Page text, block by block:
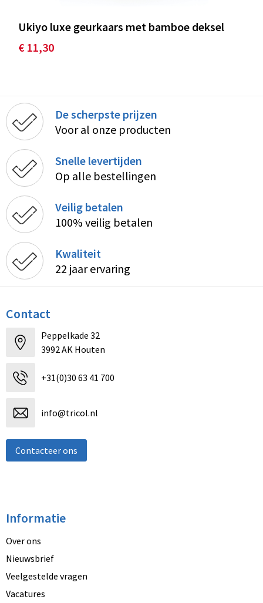
Ukiyo luxe geurkaars met bamboe deksel
€ 11,30
De scherpste prijzen
Voor al onze producten
Snelle levertijden
Op alle bestellingen
Veilig betalen
100% veilig betalen
Kwaliteit
22 jaar ervaring
Contact
Peppelkade 32
3992 AK Houten
+31(0)30 63 41 700
info@tricol.nl
Contacteer ons
Informatie
Over ons
Nieuwsbrief
Veelgestelde vragen
Vacatures